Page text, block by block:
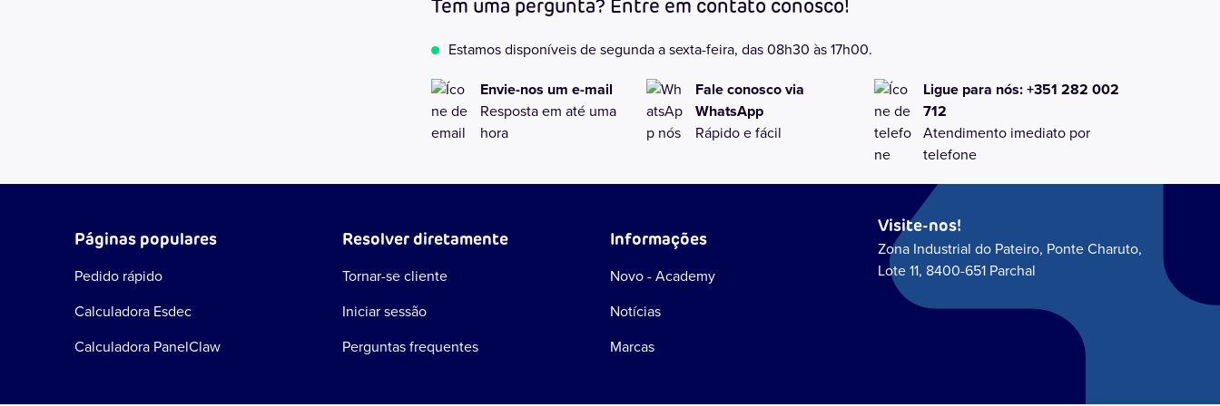
Tem uma pergunta? Entre em contato conosco!
Estamos disponíveis de segunda a sexta-feira, das 08h30 às 17h00.
Envie-nos um e-mail
Resposta em até uma
hora
Fale conosco via
WhatsApp
Rápido e fácil
Ligue para nós: +351 282 002
712
Atendimento imediato por
telefone
Páginas populares
Pedido rápido
Calculadora Esdec
Calculadora PanelClaw
Resolver diretamente
Tornar-se cliente
Iniciar sessão
Perguntas frequentes
Informações
Novo - Academy
Notícias
Marcas
Visite-nos!
Zona Industrial do Pateiro, Ponte Charuto,
Lote 11, 8400-651 Parchal